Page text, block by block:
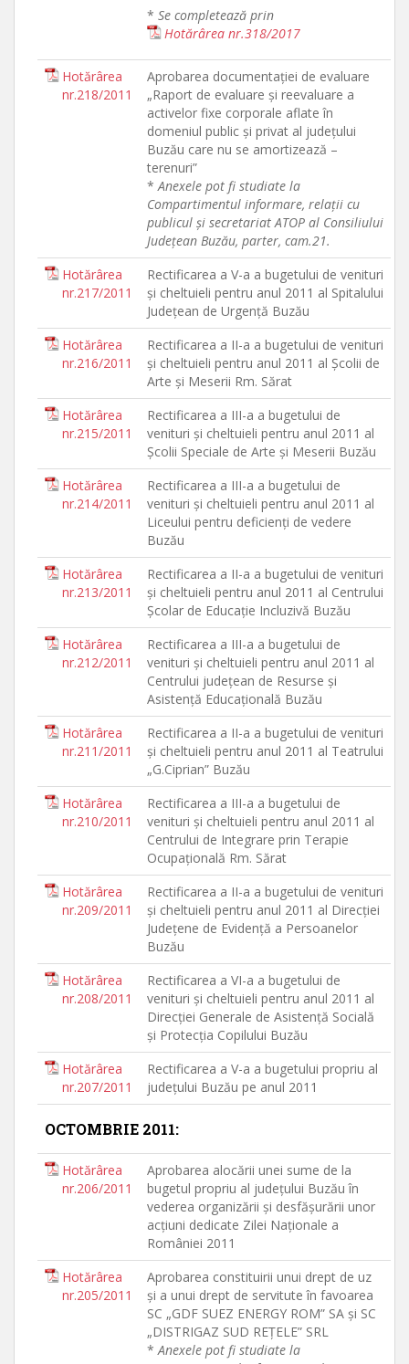
* Se completează prin
Hotărârea nr.318/2017
Hotărârea
nr.218/2011
Aprobarea documentaţiei de evaluare
„Raport de evaluare şi reevaluare a
activelor fixe corporale aflate în
domeniul public şi privat al judeţului
Buzău care nu se amortizează –
terenuri”
*Anexele pot fi studiate la
Compartimentul informare, relaţii cu
publicul şi secretariat ATOP al Consiliului
Judeţean Buzău, parter, cam.21.
Hotărârea
nr.217/2011
Rectificarea a V-a a bugetului de venituri
şi cheltuieli pentru anul 2011 al Spitalului
Judeţean de Urgenţă Buzău
Hotărârea
nr.216/2011
Rectificarea a II-a a bugetului de venituri
şi cheltuieli pentru anul 2011 al Şcolii de
Arte şi Meserii Rm. Sărat
Hotărârea
nr.215/2011
Rectificarea a III-a a bugetului de
venituri şi cheltuieli pentru anul 2011 al
Şcolii Speciale de Arte şi Meserii Buzău
Hotărârea
nr.214/2011
Rectificarea a III-a a bugetului de
venituri şi cheltuieli pentru anul 2011 al
Liceului pentru deficienţi de vedere
Buzău
Hotărârea
nr.213/2011
Rectificarea a II-a a bugetului de venituri
şi cheltuieli pentru anul 2011 al Centrului
Şcolar de Educaţie Incluzivă Buzău
Hotărârea
nr.212/2011
Rectificarea a III-a a bugetului de
venituri şi cheltuieli pentru anul 2011 al
Centrului judeţean de Resurse şi
Asistenţă Educaţională Buzău
Hotărârea
nr.211/2011
Rectificarea a II-a a bugetului de venituri
şi cheltuieli pentru anul 2011 al Teatrului
„G.Ciprian” Buzău
Hotărârea
nr.210/2011
Rectificarea a III-a a bugetului de
venituri şi cheltuieli pentru anul 2011 al
Centrului de Integrare prin Terapie
Ocupaţională Rm. Sărat
Hotărârea
nr.209/2011
Rectificarea a II-a a bugetului de venituri
şi cheltuieli pentru anul 2011 al Direcţiei
Judeţene de Evidenţă a Persoanelor
Buzău
Hotărârea
nr.208/2011
Rectificarea a VI-a a bugetului de
venituri şi cheltuieli pentru anul 2011 al
Direcţiei Generale de Asistenţă Socială
şi Protecţia Copilului Buzău
Hotărârea
nr.207/2011
Rectificarea a V-a a bugetului propriu al
judeţului Buzău pe anul 2011
OCTOMBRIE 2011:
Hotărârea
nr.206/2011
Aprobarea alocării unei sume de la
bugetul propriu al judeţului Buzău în
vederea organizării şi desfăşurării unor
acţiuni dedicate Zilei Naţionale a
României 2011
Hotărârea
nr.205/2011
Aprobarea constituirii unui drept de uz
şi a unui drept de servitute în favoarea
SC „GDF SUEZ ENERGY ROM” SA şi SC
„DISTRIGAZ SUD REŢELE” SRL
*Anexele pot fi studiate la